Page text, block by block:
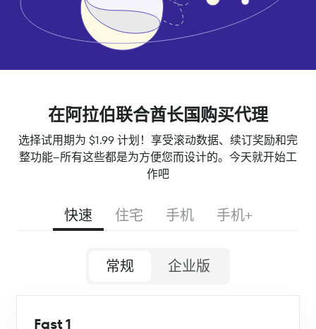
在阿拉伯联合酋长国购买代理
选择试用期为 $1.99 计划！享受滚动数据、续订奖励和完
整功能--所有这些都是为方便您而设计的。今天就开始工
作吧
快速 住宅 手机 手机+
常规 企业版
Fast 1